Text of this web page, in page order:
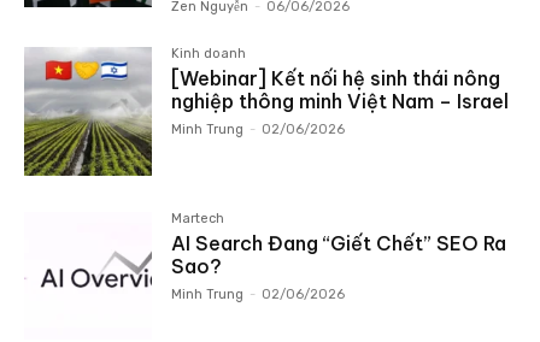
Zen Nguyễn - 06/06/2026
Kinh doanh
[Webinar] Kết nối hệ sinh thái nông
nghiệp thông minh Việt Nam – Israel
Minh Trung - 02/06/2026
Martech
AI Search Đang “Giết Chết” SEO Ra
Sao?
Minh Trung - 02/06/2026